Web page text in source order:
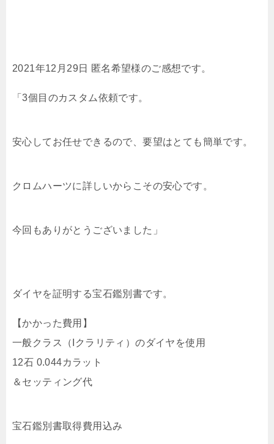
2021年12月29日 匿名希望様のご感想です。
「3個目のカスタム依頼です。
安心してお任せできるので、要望はとても簡単です。
クロムハーツに詳しいからこその安心です。
今回もありがとうございました」
ダイヤを証明する宝石鑑別書です。
【かかった費用】
一般クラス（Iクラリティ）のダイヤを使用
12石 0.044カラット
＆セッティング代
宝石鑑別書取得費用込み